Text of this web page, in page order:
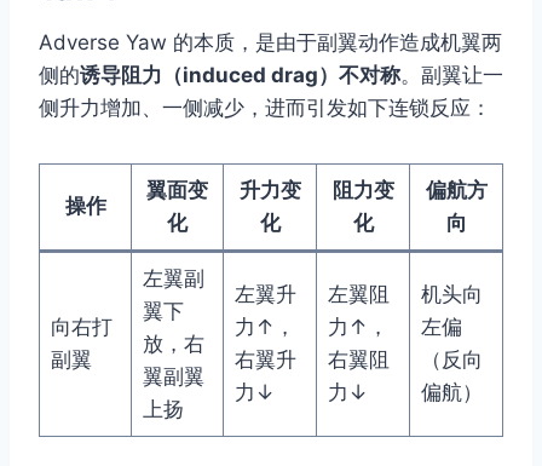
Adverse Yaw 的本质，是由于副翼动作造成机翼两
侧的诱导阻力（induced drag）不对称。副翼让一
侧升力增加、一侧减少，进而引发如下连锁反应：
操作
翼面变
化
升力变
化
阻力变
化
偏航方
向
向右打
副翼
左翼副
翼下
放，右
翼副翼
上扬
左翼升
力↑，
右翼升
力↓
左翼阻
力↑，
右翼阻
力↓
机头向
左偏
（反向
偏航）